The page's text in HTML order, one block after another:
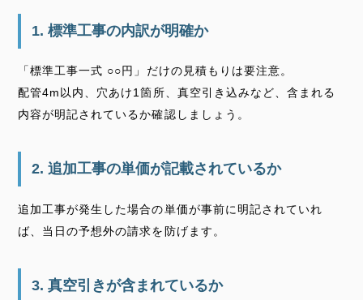
1. 標準工事の内訳が明確か
「標準工事一式 ○○円」だけの見積もりは要注意。
配管4m以内、穴あけ1箇所、真空引き込みなど、含まれる
内容が明記されているか確認しましょう。
2. 追加工事の単価が記載されているか
追加工事が発生した場合の単価が事前に明記されていれ
ば、当日の予想外の請求を防げます。
3. 真空引きが含まれているか